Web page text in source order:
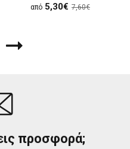
από 5,30€ 7,60€
προσφορά;